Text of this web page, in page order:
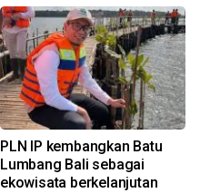
PLN IP kembangkan Batu
Lumbang Bali sebagai
ekowisata berkelanjutan